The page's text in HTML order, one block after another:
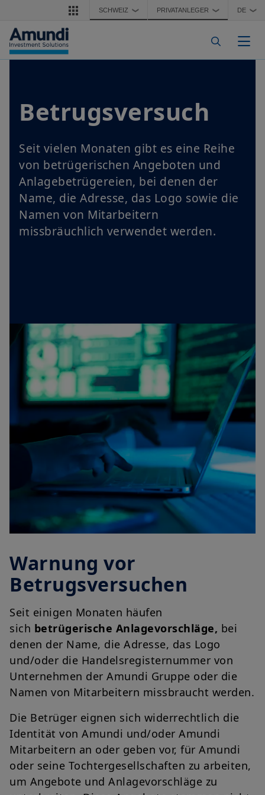
Direkt zum Inhalt SCHWEIZ ❯ PRIVATANLEGER ❯ DE ❯
Betrugsversuch
Seit vielen Monaten gibt es eine Reihe
von betrügerischen Angeboten und
Anlagebetrügereien, bei denen der
Name, die Adresse, das Logo sowie die
Namen von Mitarbeitern
missbräuchlich verwendet werden.
Warnung vor
Betrugsversuchen
Seit einigen Monaten häufen
sich betrügerische Anlagevorschläge, bei
denen der Name, die Adresse, das Logo
und/oder die Handelsregisternummer von
Unternehmen der Amundi Gruppe oder die
Namen von Mitarbeitern missbraucht werden.
Die Betrüger eignen sich widerrechtlich die
Identität von Amundi und/oder Amundi
Mitarbeitern an oder geben vor, für Amundi
oder seine Tochtergesellschaften zu arbeiten,
um Angebote und Anlagevorschläge zu